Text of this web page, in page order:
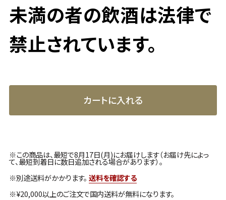
未満の者の飲酒は法律で
禁止されています。
カートに入れる
※この商品は、最短で8月17日(月)にお届けします（お届け先によっ
て、最短到着日に数日追加される場合があります）。
※別途送料がかかります。 送料を確認する
※¥20,000以上のご注文で国内送料が無料になります。